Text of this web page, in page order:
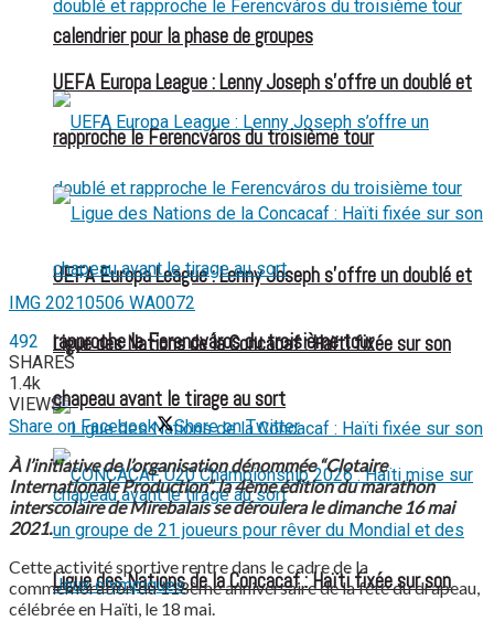
calendrier pour la phase de groupes
UEFA Europa League : Lenny Joseph s’offre un doublé et
rapproche le Ferencváros du troisième tour
Ligue des Nations de la Concacaf : Haïti fixée sur son
UEFA Europa League : Lenny Joseph s’offre un doublé et
rapproche le Ferencváros du troisième tour
Ligue des Nations de la Concacaf : Haïti fixée sur son
chapeau avant le tirage au sort
IMG 20210506 WA0072
492
SHARES
1.4k
VIEWS
Share on Facebook
Share on Twitter
À l’initiative de l’organisation dénommée “Clotaire
Internationale Production”, la 4ème édition du marathon
interscolaire de Mirebalais se déroulera le dimanche 16 mai
2021.
Cette activité sportive rentre dans le cadre de la
commémoration du 118ème anniversaire de la fête du drapeau,
célébrée en Haïti, le 18 mai.